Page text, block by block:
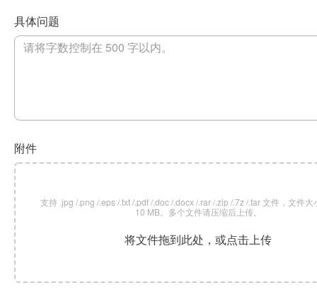
具体问题
附件
支持 .jpg /.png /.eps /.txt /.pdf /.doc /.docx /.rar /.zip /.7z /.tar 文件，文件大
10 MB。多个文件请压缩后上传。
将文件拖到此处，或点击上传